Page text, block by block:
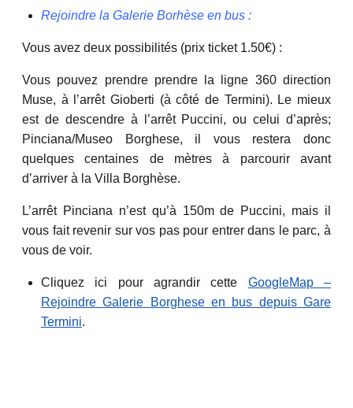
Rejoindre la Galerie Borhèse en bus :
Vous avez deux possibilités (prix ticket 1.50€) :
Vous pouvez prendre prendre la ligne 360 direction
Muse, à l’arrêt Gioberti (à côté de Termini). Le mieux
est de descendre à l’arrêt Puccini, ou celui d’après;
Pinciana/Museo Borghese, il vous restera donc
quelques centaines de mètres à parcourir avant
d’arriver à la Villa Borghèse.
L’arrêt Pinciana n’est qu’à 150m de Puccini, mais il
vous fait revenir sur vos pas pour entrer dans le parc, à
vous de voir.
Cliquez ici pour agrandir cette GoogleMap –
Rejoindre Galerie Borghese en bus depuis Gare
Termini.